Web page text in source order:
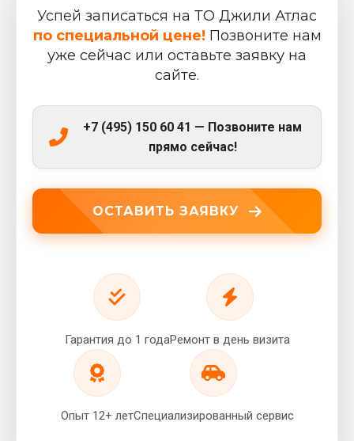
Успей записаться на ТО Джили Атлас
по специальной цене! Позвоните нам
уже сейчас или оставьте заявку на
сайте.
+7 (495) 150 60 41 — Позвоните нам
прямо сейчас!
ОСТАВИТЬ ЗАЯВКУ
Гарантия до 1 годаРемонт в день визита
Опыт 12+ летСпециализированный сервис